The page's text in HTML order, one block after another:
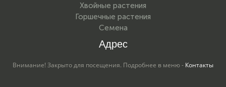
Хвойные растения
Горшечные растения
Семена
Адрес
Внимание! Закрыто для посещения. Подробнее в меню - Контакты